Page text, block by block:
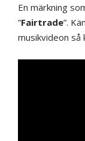
En märkning
”Fairtrade”.
musikvideon så